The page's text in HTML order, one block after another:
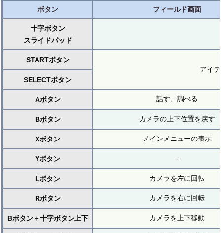
ボタン フィールド画面
十字ボタン
スライドパッド
STARTボタン
アイ
SELECTボタン
Aボタン 話す、調べる
Bボタン カメラの上下位置を戻す
Xボタン メインメニューの表示
Yボタン -
Lボタン カメラを左に回転
Rボタン カメラを右に回転
Bボタン＋十字ボタン上下 カメラを上下移動